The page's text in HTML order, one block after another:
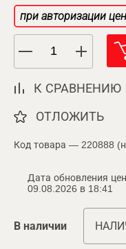
при авторизации
К СРАВНЕНИЮ
ОТЛОЖИТЬ
Код товара — 220888
Дата обновления
09.08.2026 в 18:41
В наличии